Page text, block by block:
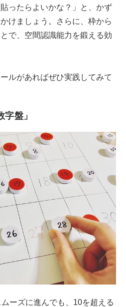
ったらよいかな？」と、かず
けましょう。さらに、枠から
で、空間認識能力を鍛える効
ルがあればぜひ実践してみて
盤」
ーズに進んでも、10を超える